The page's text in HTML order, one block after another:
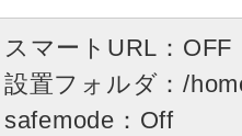
スマートURL：OFF
設置フォルダ：/
safemode：Off